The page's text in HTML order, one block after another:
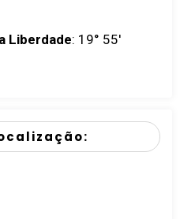
Liberdade: 19° 55'